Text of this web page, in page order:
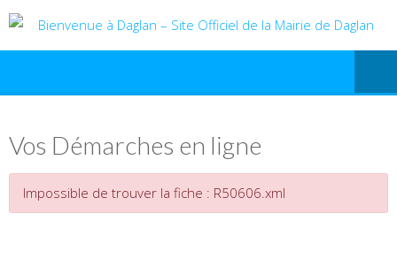
Vos Démarches en ligne
Impossible de trouver la fiche : R50606.xml